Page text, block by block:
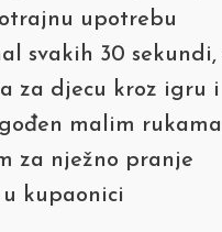
upotrebu
svakih 30
za djecu kroz igru
malim rukama
za nježno pranje
kupaonici